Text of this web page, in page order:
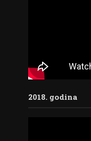
2018. godina